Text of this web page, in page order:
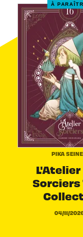
À
PIKA
L'Atelier
Sorciers
04/11/